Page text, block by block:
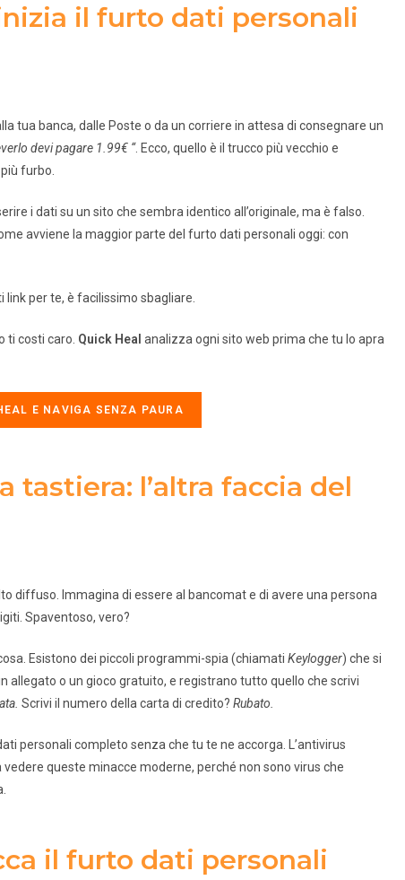
il furto dati personali
tua banca, dalle Poste o da un corriere in attesa di consegnare un
devi pagare 1.99€ “. Ecco, quello è il trucco più vecchio e
furbo.
i dati su un sito che sembra identico all’originale, ma è falso.
avviene la maggior parte del furto dati personali oggi: con
link per te, è facilissimo sbagliare.
ti costi caro. Quick Heal analizza ogni sito web prima che tu lo apra
E NAVIGA SENZA PAURA
tastiera: l’altra faccia del
diffuso. Immagina di essere al bancomat e di avere una persona
Spaventoso, vero?
Esistono dei piccoli programmi-spia (chiamati Keylogger) che si
o un gioco gratuito, e registrano tutto quello che scrivi
Scrivi il numero della carta di credito? Rubato.
personali completo senza che tu te ne accorga. L’antivirus
queste minacce moderne, perché non sono virus che
il furto dati personali